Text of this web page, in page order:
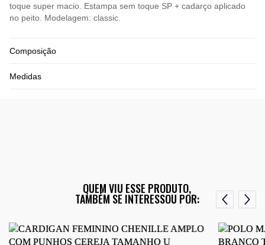
toque super macio. Estampa sem toque SP + cadarço aplicado
no peito. Modelagem: classic.
Composição
Medidas
QUEM VIU ESSE PRODUTO,
TAMBÉM SE INTERESSOU POR: